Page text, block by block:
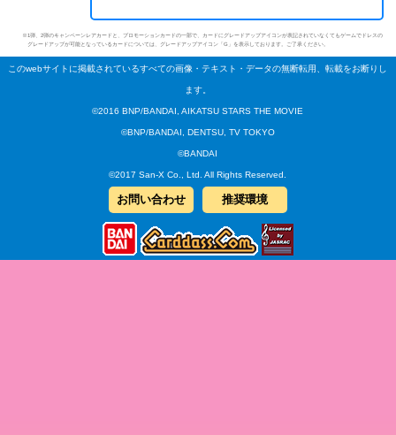
※1弾、2弾のキャンペーンレアカードと、プロモーションカードの一部で、カードにグレードアップアイコンが表記されていなくてもゲームでドレスの
グレードアップが可能となっているカードについては、グレードアップアイコン「G」を表示しております。ご了承ください。
このwebサイトに掲載されているすべての画像・テキスト・データの無断転用、転載をお断りし
ます。
©2016 BNP/BANDAI, AIKATSU STARS THE MOVIE
©BNP/BANDAI, DENTSU, TV TOKYO
©BANDAI
©2017 San-X Co., Ltd. All Rights Reserved.
お問い合わせ 推奨環境